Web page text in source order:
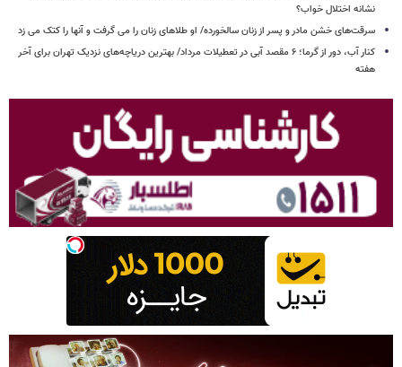
نشانه اختلال خواب؟
سرقت‌های خشن مادر و پسر از زنان سالخورده/ او طلاهای زنان را می گرفت و آنها را کتک می زد
کنار آب، دور از گرما؛ ۶ مقصد آبی در تعطیلات مرداد/ بهترین دریاچه‌های نزدیک تهران برای آخر
هفته